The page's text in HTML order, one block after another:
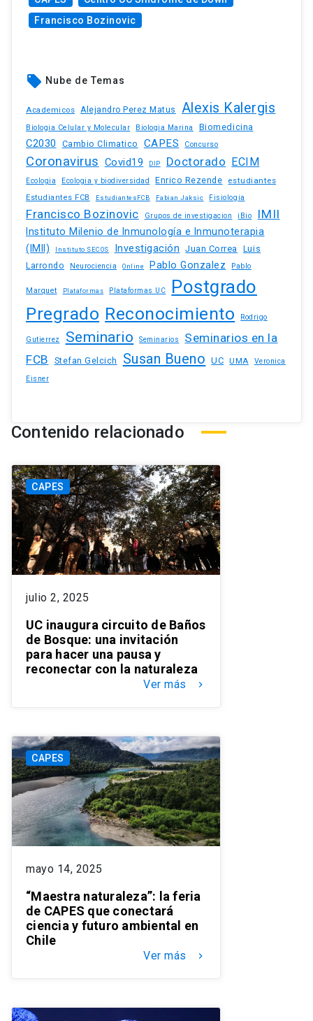
Francisco Bozinovic
local_offer Nube de Temas
Academicos Alejandro Perez Matus Alexis Kalergis
Biologia Celular y Molecular Biologia Marina Biomedicina
C2030 Cambio Climatico CAPES Concurso
Coronavirus Covid19 DIP Doctorado ECIM
Ecologia Ecologia y biodiversidad Enrico Rezende estudiantes
Estudiantes FCB EstudiantesFCB Fabian Jaksic Fisiologia
Francisco Bozinovic Grupos de investigacion iBio IMII
Instituto Milenio de Inmunología e Inmunoterapia
(IMII)
Instituto SECOS Investigación Juan Correa
Luis
Larrondo
Neurociencia Online Pablo Gonzalez Pablo
Marquet Plataformas Plataformas UC Postgrado
Pregrado Reconocimiento Rodrigo
Gutierrez Seminario Seminarios
Seminarios en la
FCB
Stefan Gelcich Susan Bueno UC UMA
Veronica
Eisner
Contenido relacionado
CAPES
julio 2, 2025
UC inaugura circuito de Baños
de Bosque: una invitación
para hacer una pausa y
reconectar con la naturaleza
Ver más keyboard_arrow_right
CAPES
mayo 14, 2025
“Maestra naturaleza”: la feria
de CAPES que conectará
ciencia y futuro ambiental en
Chile
Ver más keyboard_arrow_right